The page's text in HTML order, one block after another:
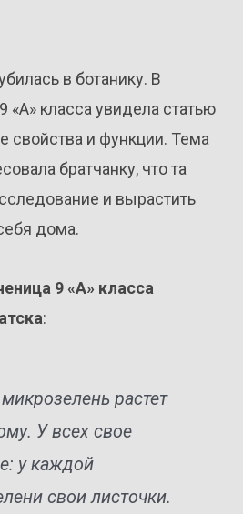
в ботанику. В
«А» класса увидела статью
свойства и функции. Тема
братчанку, что та
и вырастить
дома.
9 «А» класса
:
растет
У всех свое
у каждой
свои листочки.